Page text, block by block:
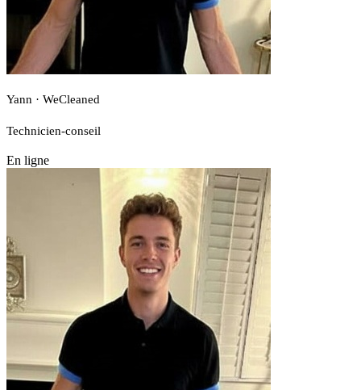
Yann · WeCleaned
Technicien-conseil
En ligne